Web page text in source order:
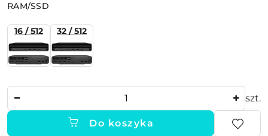
RAM/SSD
16 / 512 32 / 512
szt.
Do koszyka